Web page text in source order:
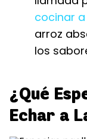
cocinar
arroz
los
¿Qué
Echar a